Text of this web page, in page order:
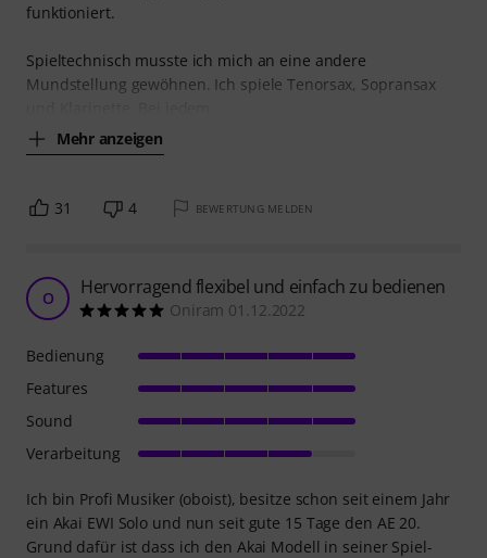
funktioniert.
Spieltechnisch musste ich mich an eine andere
Mundstellung gewöhnen. Ich spiele Tenorsax, Sopransax
Mehr anzeigen
31 4 BEWERTUNG MELDEN
O Hervorragend flexibel und einfach zu bedienen
Oniram 01.12.2022
Ich bin Profi Musiker (oboist), besitze schon seit einem Jahr
ein Akai EWI Solo und nun seit gute 15 Tage den AE 20.
Grund dafür ist dass ich den Akai Modell in seiner Spiel-
Bedienung
Features
Sound
Verarbeitung